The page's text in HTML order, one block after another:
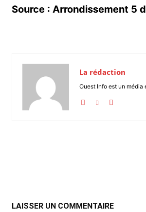
Source : Arrondissement 5
La rédaction
Ouest Info est un média
LAISSER UN COMMENTAIRE